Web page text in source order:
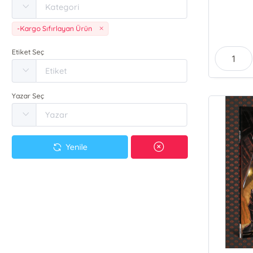
-Kargo Sıfırlayan Ürün
Etiket Seç
Yazar Seç
Yenile